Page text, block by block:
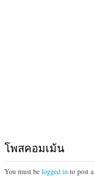
โพสคอมเม้น
You must be logged into post a